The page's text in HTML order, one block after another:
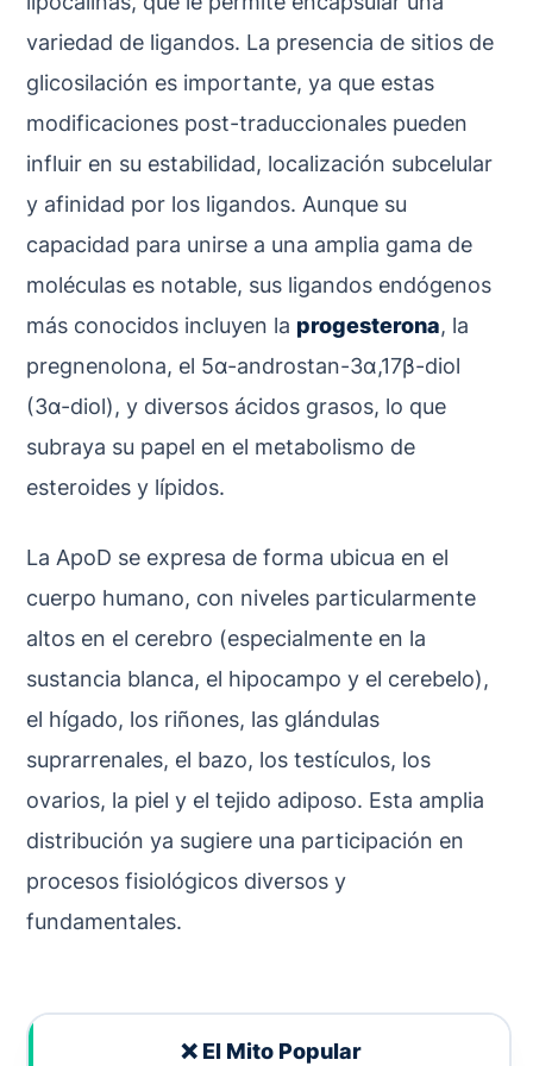
variedad de ligandos. La presencia de sitios de
glicosilación es importante, ya que estas
modificaciones post-traduccionales pueden
influir en su estabilidad, localización subcelular
y afinidad por los ligandos. Aunque su
capacidad para unirse a una amplia gama de
moléculas es notable, sus ligandos endógenos
más conocidos incluyen la progesterona, la
pregnenolona, el 5α-androstan-3α,17β-diol
(3α-diol), y diversos ácidos grasos, lo que
subraya su papel en el metabolismo de
esteroides y lípidos.
La ApoD se expresa de forma ubicua en el
cuerpo humano, con niveles particularmente
altos en el cerebro (especialmente en la
sustancia blanca, el hipocampo y el cerebelo),
el hígado, los riñones, las glándulas
suprarrenales, el bazo, los testículos, los
ovarios, la piel y el tejido adiposo. Esta amplia
distribución ya sugiere una participación en
procesos fisiológicos diversos y
fundamentales.
❌ El Mito Popular